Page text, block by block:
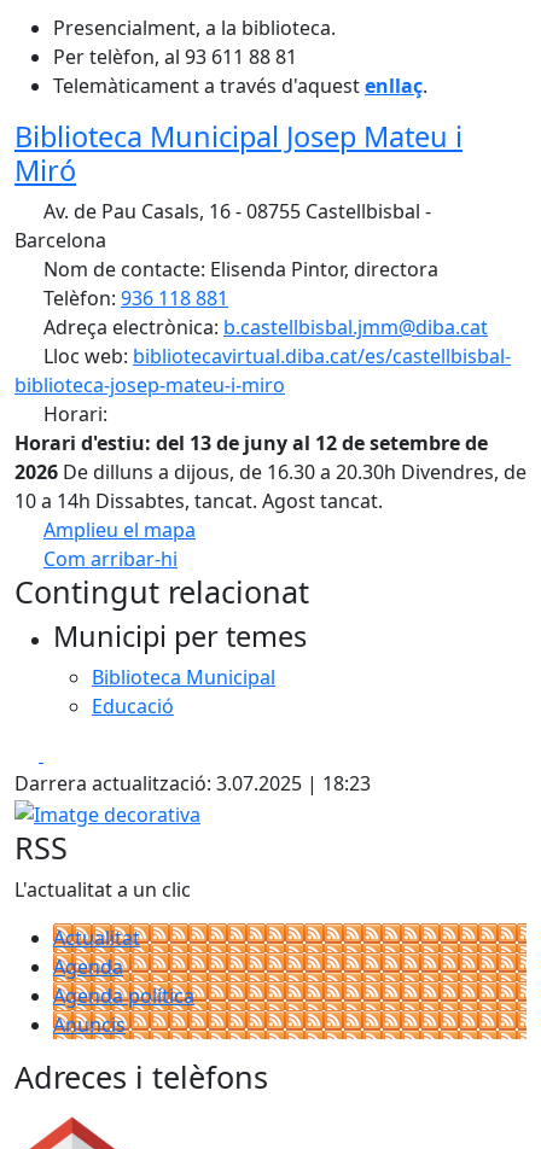
Presencialment, a la biblioteca.
Per telèfon, al 93 611 88 81
Telemàticament a través d'aquestenllaç.
Biblioteca Municipal Josep Mateu i
Miró
Av. de Pau Casals, 16 - 08755 Castellbisbal -
Barcelona
Nom de contacte: Elisenda Pintor, directora
Telèfon: 936 118 881
Adreça electrònica: b.castellbisbal.jmm@diba.cat
Lloc web: bibliotecavirtual.diba.cat/es/castellbisbal-
biblioteca-josep-mateu-i-miro
Horari:
Horari d'estiu: del 13 de juny al 12 de setembre de
2026 De dilluns a dijous, de 16.30 a 20.30h Divendres, de
10 a 14h Dissabtes, tancat. Agost tancat.
Amplieu el mapa
Com arribar-hi
+
Contingut relacionat
Municipi per temes
Biblioteca Municipal
Educació
Darrera actualització: 3.07.2025 | 18:23
Imatge decorativa
RSS
L'actualitat a un clic
Actualitat
Agenda
Agenda política
Anuncis
Adreces i telèfons